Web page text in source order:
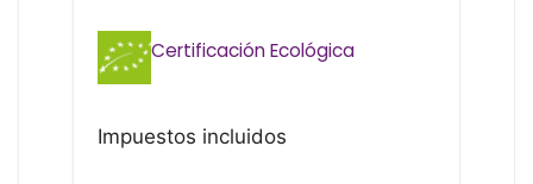
Certificación Ecológica
Impuestos incluidos